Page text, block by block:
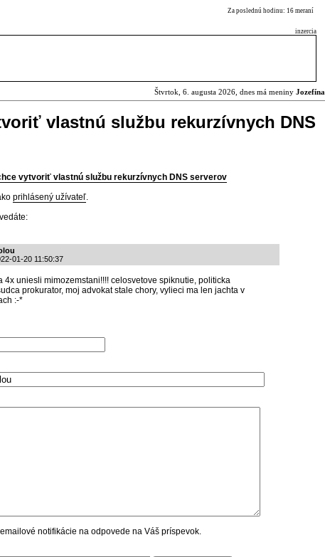
Za poslednú hodinu: 16 meraní
inzercia
Štvrtok, 6. augusta 2026, dnes má meniny Jozefína
vlastnú službu rekurzívnych DNS
vytvoriť vlastnú službu rekurzívnych DNS serverov
prihlásený užívateľ.
01-20 11:50:37
4x uniesli mimozemstani!!!! celosvetove spiknutie, politicka
prokurator, moj advokat stale chory, vylieci ma len jachta v
:-*
notifikácie na odpovede na Váš príspevok.